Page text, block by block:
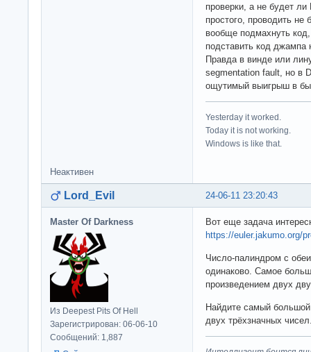
проверки, а не будет ли
простого, проводить
вообще подмахнуть
подставить код
Правда в винде или
segmentation fault, но в
ощутимый выигрыш в
Yesterday it worked.
Today it is not working.
Windows is like that.
Неактивен
24-06-11 23:20:43
Lord_Evil
Master Of Darkness
Из Deepest Pits Of Hell
Зарегистрирован: 06-06-10
Сообщений: 1,887
Вот еще задача
https://euler.jakumo.org/
Число-палиндром с
одинаково. Самое
произведением двух
Найдите самый
двух трёхзначных